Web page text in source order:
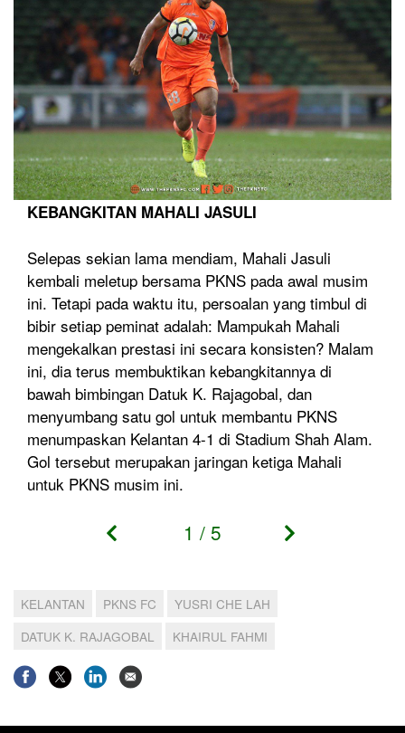
KEBANGKITAN MAHALI JASULI
Selepas sekian lama mendiam, Mahali Jasuli
kembali meletup bersama PKNS pada awal musim
ini. Tetapi pada waktu itu, persoalan yang timbul di
bibir setiap peminat adalah: Mampukah Mahali
mengekalkan prestasi ini secara konsisten? Malam
ini, dia terus membuktikan kebangkitannya di
bawah bimbingan Datuk K. Rajagobal, dan
menyumbang satu gol untuk membantu PKNS
menumpaskan Kelantan 4-1 di Stadium Shah Alam.
Gol tersebut merupakan jaringan ketiga Mahali
untuk PKNS musim ini.
1 / 5
KELANTAN PKNS FC
YUSRI CHE LAH
DATUK K. RAJAGOBAL
KHAIRUL FAHMI